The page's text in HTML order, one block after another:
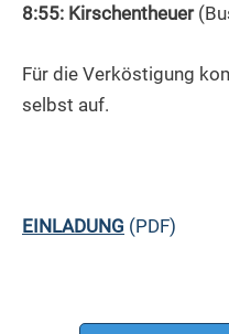
8:55: Kirschentheuer
Für die Verköstigung
selbst auf.
EINLADUNG (PDF)